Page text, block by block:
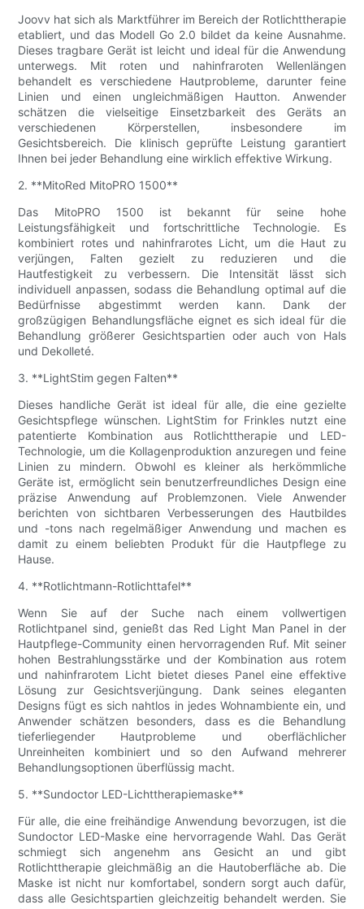
Joovv hat sich als Marktführer im Bereich der Rotlichttherapie
etabliert, und das Modell Go 2.0 bildet da keine Ausnahme.
Dieses tragbare Gerät ist leicht und ideal für die Anwendung
unterwegs. Mit roten und nahinfraroten Wellenlängen
behandelt es verschiedene Hautprobleme, darunter feine
Linien und einen ungleichmäßigen Hautton. Anwender
schätzen die vielseitige Einsetzbarkeit des Geräts an
verschiedenen Körperstellen, insbesondere im
Gesichtsbereich. Die klinisch geprüfte Leistung garantiert
Ihnen bei jeder Behandlung eine wirklich effektive Wirkung.
2. **MitoRed MitoPRO 1500**
Das MitoPRO 1500 ist bekannt für seine hohe
Leistungsfähigkeit und fortschrittliche Technologie. Es
kombiniert rotes und nahinfrarotes Licht, um die Haut zu
verjüngen, Falten gezielt zu reduzieren und die
Hautfestigkeit zu verbessern. Die Intensität lässt sich
individuell anpassen, sodass die Behandlung optimal auf die
Bedürfnisse abgestimmt werden kann. Dank der
großzügigen Behandlungsfläche eignet es sich ideal für die
Behandlung größerer Gesichtspartien oder auch von Hals
und Dekolleté.
3. **LightStim gegen Falten**
Dieses handliche Gerät ist ideal für alle, die eine gezielte
Gesichtspflege wünschen. LightStim for Frinkles nutzt eine
patentierte Kombination aus Rotlichttherapie und LED-
Technologie, um die Kollagenproduktion anzuregen und feine
Linien zu mindern. Obwohl es kleiner als herkömmliche
Geräte ist, ermöglicht sein benutzerfreundliches Design eine
präzise Anwendung auf Problemzonen. Viele Anwender
berichten von sichtbaren Verbesserungen des Hautbildes
und -tons nach regelmäßiger Anwendung und machen es
damit zu einem beliebten Produkt für die Hautpflege zu
Hause.
4. **Rotlichtmann-Rotlichttafel**
Wenn Sie auf der Suche nach einem vollwertigen
Rotlichtpanel sind, genießt das Red Light Man Panel in der
Hautpflege-Community einen hervorragenden Ruf. Mit seiner
hohen Bestrahlungsstärke und der Kombination aus rotem
und nahinfrarotem Licht bietet dieses Panel eine effektive
Lösung zur Gesichtsverjüngung. Dank seines eleganten
Designs fügt es sich nahtlos in jedes Wohnambiente ein, und
Anwender schätzen besonders, dass es die Behandlung
tieferliegender Hautprobleme und oberflächlicher
Unreinheiten kombiniert und so den Aufwand mehrerer
Behandlungsoptionen überflüssig macht.
5. **Sundoctor LED-Lichttherapiemaske**
Für alle, die eine freihändige Anwendung bevorzugen, ist die
Sundoctor LED-Maske eine hervorragende Wahl. Das Gerät
schmiegt sich angenehm ans Gesicht an und gibt
Rotlichttherapie gleichmäßig an die Hautoberfläche ab. Die
Maske ist nicht nur komfortabel, sondern sorgt auch dafür,
dass alle Gesichtspartien gleichzeitig behandelt werden. Sie